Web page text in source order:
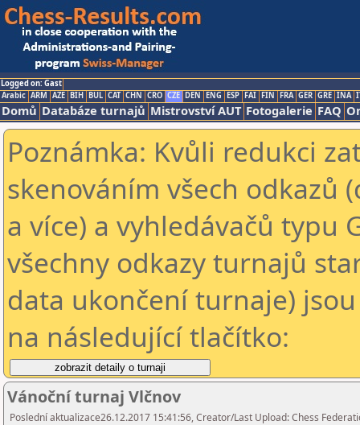
Logged on: Gast
Arabic ARM AZE BIH BUL CAT CHN CRO CZE DEN ENG ESP FAI FIN FRA GER GRE INA
Domů Databáze turnajů Mistrovství AUT Fotogalerie FAQ
Poznámka: Kvůli redukci
skenováním všech odkazů
a více) a vyhledávačů typu
všechny odkazy turnajů
data ukončení turnaje)
na následující tlačítko:
Vánoční turnaj Vlčnov
Poslední aktualizace26.12.2017 15:41:56, Creator/Last Upload: Chess